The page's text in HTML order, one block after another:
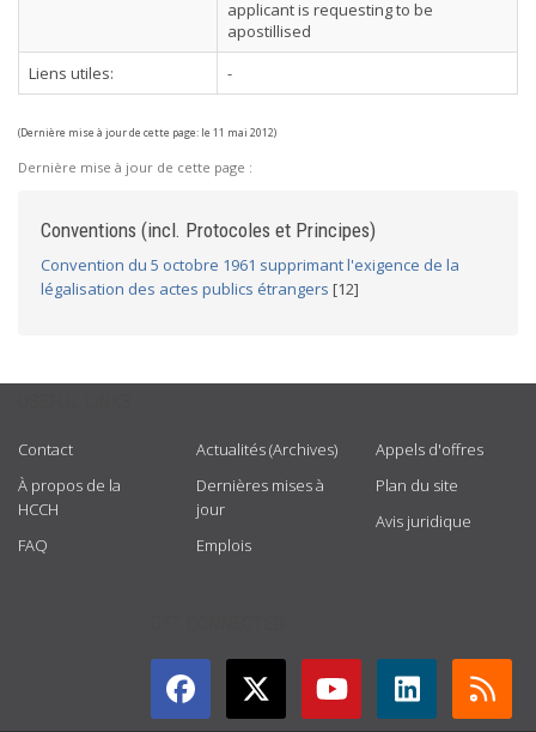
applicant is requesting to be
apostillised
Liens utiles:
-
(Dernière mise à jour de cette page: le 11 mai 2012)
Dernière mise à jour de cette page :
Conventions (incl. Protocoles et Principes)
Convention du 5 octobre 1961 supprimant l'exigence de la
légalisation des actes publics étrangers [12]
Contact
À propos de la
HCCH
FAQ
Actualités (Archives)
Dernières mises à
jour
Emplois
Appels d'offres
Plan du site
Avis juridique